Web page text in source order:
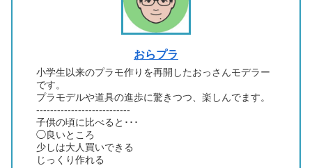
おらプラ
小学生以来のプラモ作りを再開したおっさんモデラー
です。
プラモデルや道具の進歩に驚きつつ、楽しんでます。
---------------------------
子供の頃に比べると･･･
◯良いところ
少しは大人買いできる
じっくり作れる